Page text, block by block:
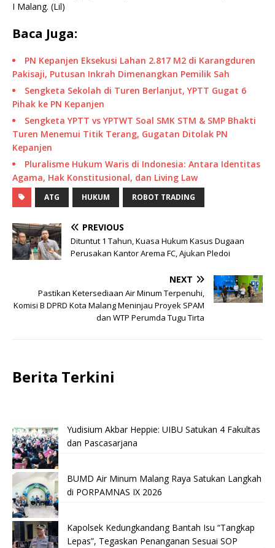
I Malang. (Lil)
Baca Juga:
PN Kepanjen Eksekusi Lahan 2.817 M2 di Karangduren
Pakisaji, Putusan Inkrah Dimenangkan Pemilik Sah
Sengketa Sekolah di Turen Berlanjut, YPTT Gugat 6
Pihak ke PN Kepanjen
Sengketa YPTT vs YPTWT Soal SMK STM & SMP Bhakti
Turen Menemui Titik Terang, Gugatan Ditolak PN
Kepanjen
Pluralisme Hukum Waris di Indonesia: Antara Identitas
Agama, Hak Konstitusional, dan Living Law
ATG HUKUM ROBOT TRADING
PREVIOUS
Dituntut 1 Tahun, Kuasa Hukum Kasus Dugaan
Perusakan Kantor Arema FC, Ajukan Pledoi
NEXT
Pastikan Ketersediaan Air Minum Terpenuhi,
Komisi B DPRD Kota Malang Meninjau Proyek SPAM
dan WTP Perumda Tugu Tirta
Berita Terkini
Yudisium Akbar Heppie: UIBU Satukan 4 Fakultas
dan Pascasarjana
BUMD Air Minum Malang Raya Satukan Langkah
di PORPAMNAS IX 2026
Kapolsek Kedungkandang Bantah Isu “Tangkap
Lepas”, Tegaskan Penanganan Sesuai SOP